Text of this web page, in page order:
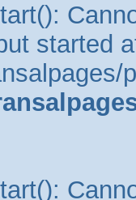
started